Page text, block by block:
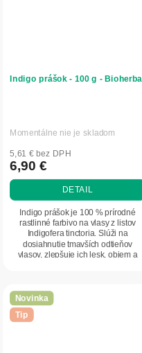
Indigo prášok - 100 g - Bioherba
Momentálne nie je skladom
5,61 € bez DPH
6,90 €
DETAIL
Indigo prášok je 100 % prírodné
rastlinné farbivo na vlasy z listov
Indigofera tinctoria. Slúži na
dosiahnutie tmavších odtieňov
vlasov, zlepšuje ich lesk, objem a
Novinka
Tip